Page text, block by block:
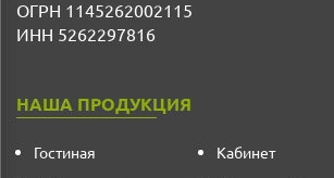
ОГРН 1145262002115
ИНН 5262297816
НАША ПРОДУКЦИЯ
Гостиная
Кабинет